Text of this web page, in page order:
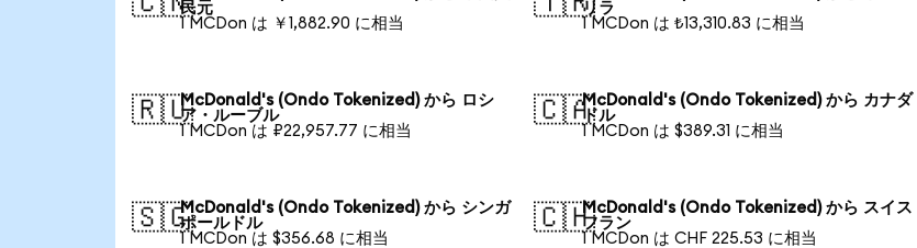
民元
1 MCDon は ￥1,882.90 に相当
リラ
1 MCDon は ₺13,310.83 に相当
🇷🇺McDonald's (Ondo Tokenized) から ロシ
ア・ルーブル
1 MCDon は ₽22,957.77 に相当
🇨🇦McDonald's (Ondo Tokenized) から カナダ
ドル
1 MCDon は $389.31 に相当
🇸🇬McDonald's (Ondo Tokenized) から シンガ
ポールドル
1 MCDon は $356.68 に相当
🇨🇭McDonald's (Ondo Tokenized) から スイス
フラン
1 MCDon は CHF 225.53 に相当